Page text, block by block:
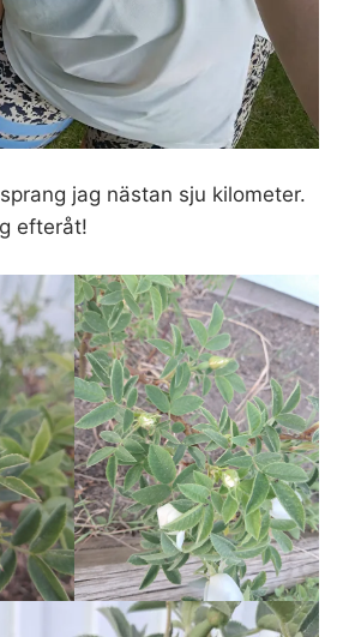
jag nästan sju kilometer.
efteråt!